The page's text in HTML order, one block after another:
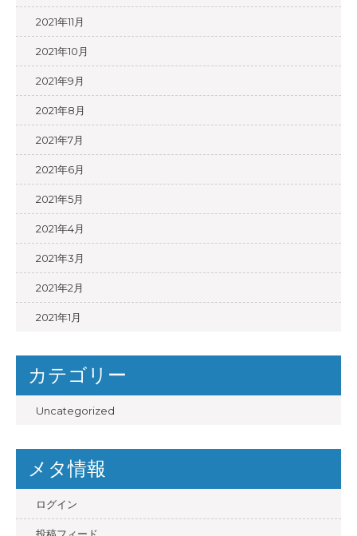
2021年11月
2021年10月
2021年9月
2021年8月
2021年7月
2021年6月
2021年5月
2021年4月
2021年3月
2021年2月
2021年1月
カテゴリー
Uncategorized
メタ情報
ログイン